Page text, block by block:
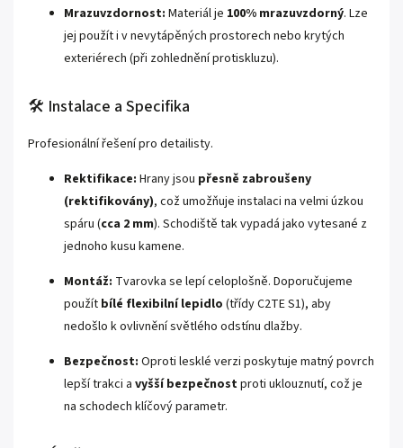
Mrazuvzdornost: Materiál je 100% mrazuvzdorný. Lze
jej použít i v nevytápěných prostorech nebo krytých
exteriérech (při zohlednění protiskluzu).
🛠️ Instalace a Specifika
Profesionální řešení pro detailisty.
Rektifikace: Hrany jsou přesně zabroušeny
(rektifikovány), což umožňuje instalaci na velmi úzkou
spáru (cca 2 mm). Schodiště tak vypadá jako vytesané z
jednoho kusu kamene.
Montáž: Tvarovka se lepí celoplošně. Doporučujeme
použít bílé flexibilní lepidlo (třídy C2TE S1), aby
nedošlo k ovlivnění světlého odstínu dlažby.
Bezpečnost: Oproti lesklé verzi poskytuje matný povrch
lepší trakci a vyšší bezpečnostproti uklouznutí, což je
na schodech klíčový parametr.